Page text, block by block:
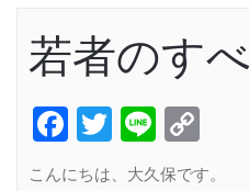
若者のす
Facebook
Twitter
Line
Link
こんにちは、大久保です。